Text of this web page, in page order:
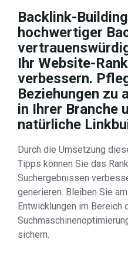
Backlink-
hochwertiger
Ihr Website-
verbessern.
Beziehungen zu
in Ihrer Branche
natürliche
Durch die Umsetzung
Tipps können Sie das
Suchergebnissen
generieren. Bleiben Sie
Entwicklungen im Bereich
sichern.